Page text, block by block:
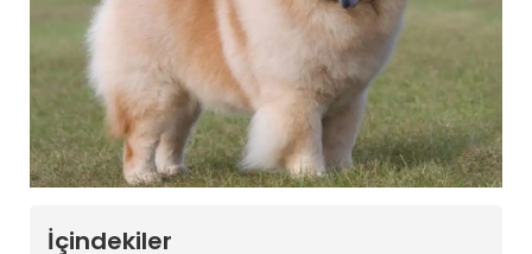
İçindekiler